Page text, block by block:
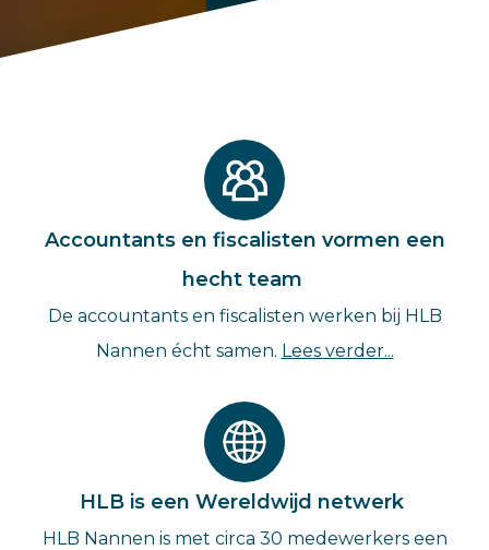
Accountants en fiscalisten vormen een
hecht team
De accountants en fiscalisten werken bij HLB
Nannen écht samen. Lees verder...
HLB is een Wereldwijd netwerk
HLB Nannen is met circa 30 medewerkers een